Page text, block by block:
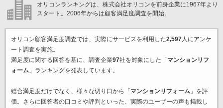
オリコンランキングは、株式会社オリコンを前身企業に1967年より
スタート。2006年からは顧客満足度調査を開始。
オリコン顧客満足度調査では、実際にサービスを利用した2,597人にアンケ
ート調査を実施。
満足度に関する回答を基に、調査企業97社を対象にした「 マンションリフ
ォーム」ランキングを発表しています。
総合満足度だけでなく、様々な切り口から「 マンションリフォーム」を評
価。さらに回答者の口コミや評判といった、実際のユーザーの声も掲載し